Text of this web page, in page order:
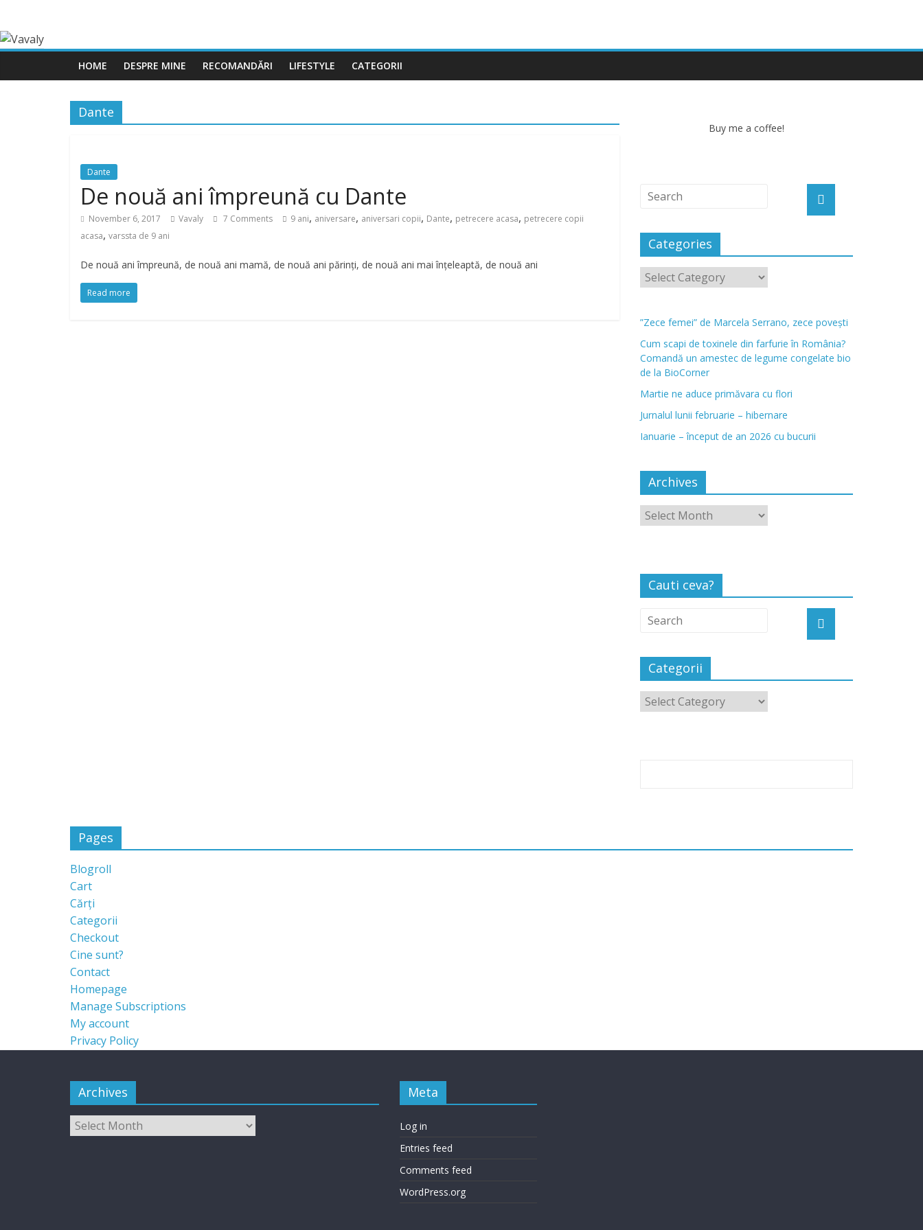
HOME DESPRE MINE RECOMANDĂRI LIFESTYLE CATEGORII
Dante
Dante
De nouă ani împreună cu Dante
November 6, 2017 Vavaly 7 Comments 9 ani, aniversare, aniversari copii, Dante, petrecere acasa, petrecere copii
acasa, varssta de 9 ani
De nouă ani împreună, de nouă ani mamă, de nouă ani părinți, de nouă ani mai înțeleaptă, de nouă ani
Read more
Buy me a coffee!
Categories
”Zece femei” de Marcela Serrano, zece povești
Cum scapi de toxinele din farfurie în România?
Comandă un amestec de legume congelate bio
de la BioCorner
Martie ne aduce primăvara cu flori
Jurnalul lunii februarie – hibernare
Ianuarie – început de an 2026 cu bucurii
Archives
Cauti ceva?
Categorii
Pages
Blogroll
Cart
Cărți
Categorii
Checkout
Cine sunt?
Contact
Homepage
Manage Subscriptions
My account
Privacy Policy
Archives Meta
Log in
Entries feed
Comments feed
WordPress.org